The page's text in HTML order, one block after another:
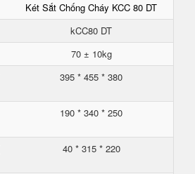
Két Sắt Chống Cháy KCC 80 DT
kCC80 DT
70 ± 10kg
395 * 455 * 380
190 * 340 * 250
40 * 315 * 220